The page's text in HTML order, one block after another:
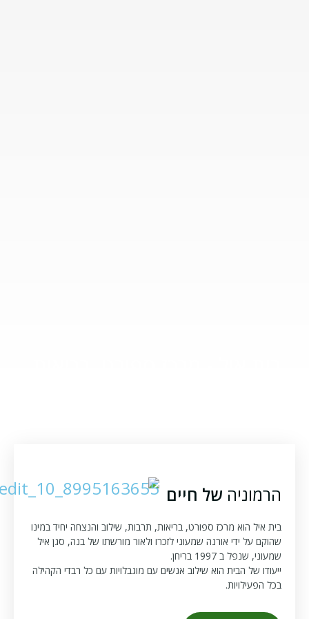
של חיים
הוא מרכז ספורט, בריאות, תרבות, שילוב והנצחה יחיד במינו
על ידי אורנה שמעוני לזכרו ולאור מורשתו של בנה, סגן איל
ב 1997 בריחן.
של הבית הוא שילוב אנשים עם מוגבלויות עם כל רבדי הקהילה